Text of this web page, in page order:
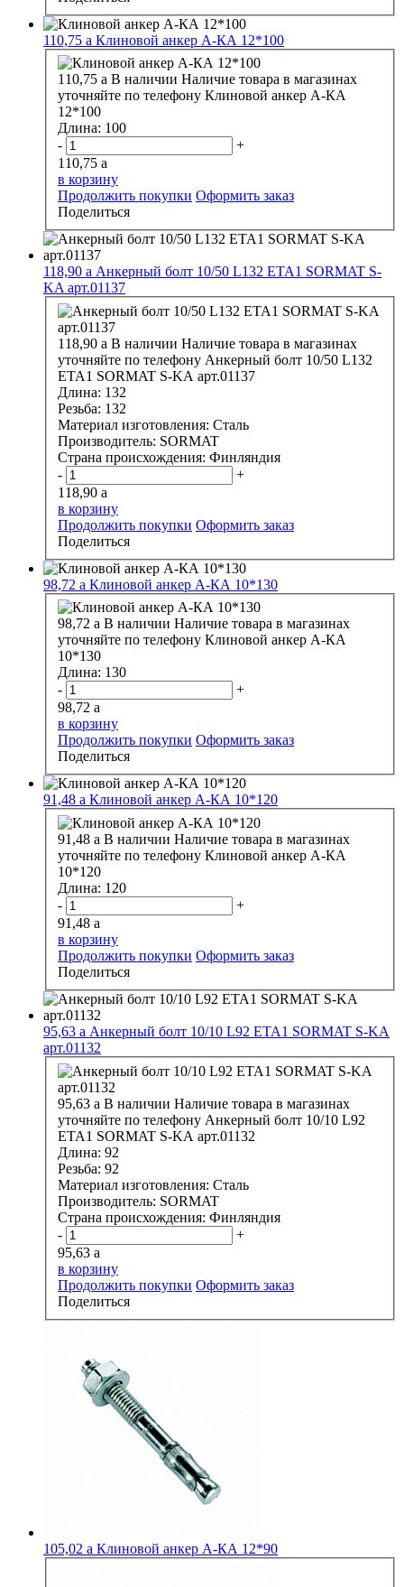
110,75 a Клиновой анкер А-КА 12*100
110,75 a В наличии Наличие товара в магазинах
уточняйте по телефону Клиновой анкер А-КА
12*100
Длина: 100
-
+
110,75 a
в корзину
Продолжить покупки Оформить заказ
Поделиться
118,90 a Анкерный болт 10/50 L132 ЕТА1 SORMAT S-
KA арт.01137
118,90 a В наличии Наличие товара в магазинах
уточняйте по телефону Анкерный болт 10/50 L132
ЕТА1 SORMAT S-KA арт.01137
Длина: 132
Резьба: 132
Материал изготовления: Сталь
Производитель: SORMAT
Страна происхождения: Финляндия
-
+
118,90 a
в корзину
Продолжить покупки Оформить заказ
Поделиться
98,72 a Клиновой анкер А-КА 10*130
98,72 a В наличии Наличие товара в магазинах
уточняйте по телефону Клиновой анкер А-КА
10*130
Длина: 130
-
+
98,72 a
в корзину
Продолжить покупки Оформить заказ
Поделиться
91,48 a Клиновой анкер А-КА 10*120
91,48 a В наличии Наличие товара в магазинах
уточняйте по телефону Клиновой анкер А-КА
10*120
Длина: 120
-
+
91,48 a
в корзину
Продолжить покупки Оформить заказ
Поделиться
95,63 a Анкерный болт 10/10 L92 ЕТА1 SORMAT S-KA
арт.01132
95,63 a В наличии Наличие товара в магазинах
уточняйте по телефону Анкерный болт 10/10 L92
ЕТА1 SORMAT S-KA арт.01132
Длина: 92
Резьба: 92
Материал изготовления: Сталь
Производитель: SORMAT
Страна происхождения: Финляндия
-
+
95,63 a
в корзину
Продолжить покупки Оформить заказ
Поделиться
105,02 a Клиновой анкер А-КА 12*90